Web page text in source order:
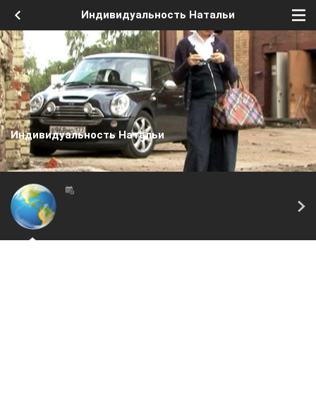
Индивидуальность Натальи
Индивидуальность Натальи